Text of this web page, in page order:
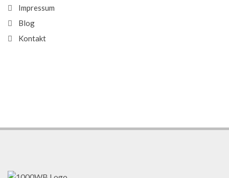
Impressum
Blog
Kontakt